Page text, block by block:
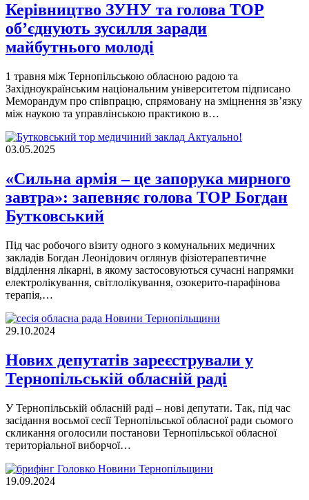
Керівництво ЗУНУ та голова ТОР
обʼєднують зусилля заради
майбутнього молоді
1 травня між Тернопільською обласною радою та
Західноукраїнським національним університетом підписано
Меморандум про співпрацю, спрямовану на зміцнення зв’язку
між наукою та управлінською практикою в…
Актуально!
03.05.2025
«Сильна армія – це запорука мирного
завтра»: запевняє голова ТОР Богдан
Бутковський
Під час робочого візиту одного з комунальних медичних
закладів Богдан Леонідович оглянув фізіотерапевтичне
відділення лікарні, в якому застосовуються сучасні напрямки
електролікування, світлолікування, озокерито-парафінова
терапія,…
Новини Тернопільщини
29.10.2024
Нових депутатів зареєстрували у
Тернопільській обласній раді
У Тернопільській обласній раді – нові депутати. Так, під час
засідання восьмої сесії Тернопільської обласної ради сьомого
скликання оголосили постанови Тернопільської обласної
територіальної виборчої…
Новини Тернопільщини
19.09.2024